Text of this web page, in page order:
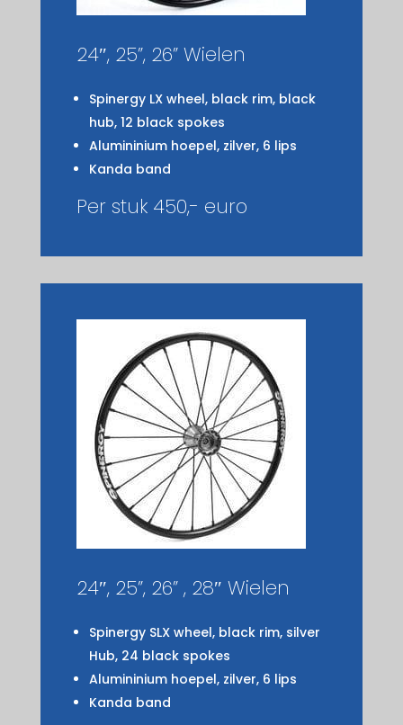
24″, 25”, 26” Wielen
Spinergy LX wheel, black rim, black
hub, 12 black spokes
Alumininium hoepel, zilver, 6 lips
Kanda band
Per stuk 450,- euro
24″, 25”, 26” , 28″ Wielen
Spinergy SLX wheel, black rim, silver
Hub, 24 black spokes
Alumininium hoepel, zilver, 6 lips
Kanda band